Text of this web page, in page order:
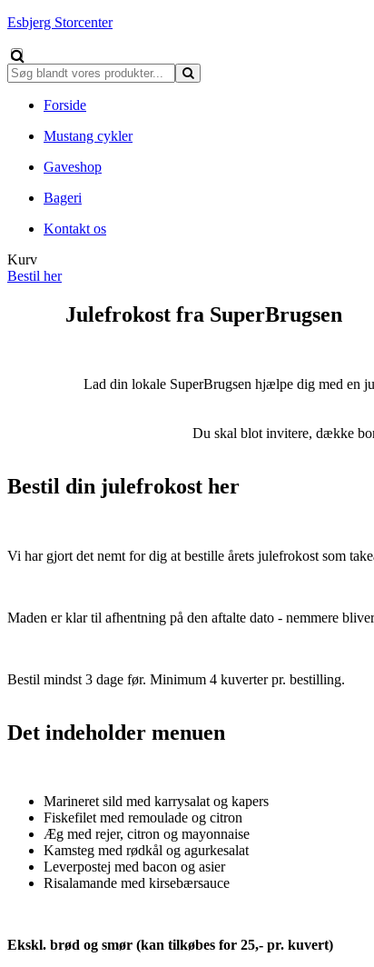
Esbjerg Storcenter
Forside
Mustang cykler
Gaveshop
Bageri
Kontakt os
Kurv
Bestil her
Julefrokost fra SuperBrugsen
Lad din lokale SuperBrugsen hjælpe dig med en
Du skal blot invitere, dække
Bestil din julefrokost her
Vi har gjort det nemt for dig at bestille årets julefrokost som
Maden er klar til afhentning på den aftalte dato - nemmere
Bestil mindst 3 dage før. Minimum 4 kuverter pr. bestilling.
Det indeholder menuen
Marineret sild med karrysalat og kapers
Fiskefilet med remoulade og citron
Æg med rejer, citron og mayonnaise
Kamsteg med rødkål og agurkesalat
Leverpostej med bacon og asier
Risalamande med kirsebærsauce
Ekskl. brød og smør (kan tilkøbes for 25,- pr. kuvert)